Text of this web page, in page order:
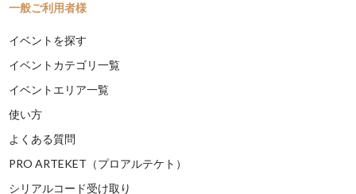
一般ご利用者様
イベントを探す
イベントカテゴリ一覧
イベントエリア一覧
使い方
よくある質問
PRO ARTEKET（プロアルテケト）
シリアルコード受け取り